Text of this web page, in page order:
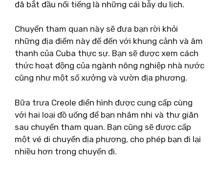
đã bắt đầu nổi tiếng là những cái bẫy du lịch.
Chuyến tham quan này sẽ đưa bạn rời khỏi
những địa điểm này để đến với khung cảnh và âm
thanh của Cuba thực sự. Bạn sẽ được xem cách
thức hoạt động của ngành nông nghiệp nhà nước
cũng như một số xưởng và vườn địa phương.
Bữa trưa Creole điển hình được cung cấp cùng
với hai loại đồ uống để bạn nhâm nhi và thư giãn
sau chuyến tham quan. Bạn cũng sẽ được cấp
một vé di chuyển địa phương, cho phép bạn đi lại
nhiều hơn trong chuyến đi.